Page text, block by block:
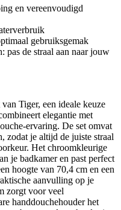
en vereenvoudigd
gebruiksgemak
pas de straal aan naar jouw
Tiger, een ideale keuze
elegantie met
ervaring. De set omvat
zodat je altijd de juiste straal
Het chroomkleurige
je badkamer en past perfect
hoogte van 70,4 cm en een
aanvulling op je
zorgt voor veel
handdouchehouder het